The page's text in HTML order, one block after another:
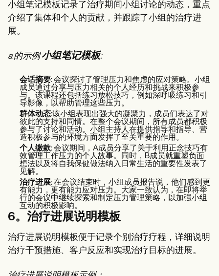
小组笔记模板记录了治疗期间小组讨论的动态，重点
介绍了集体和个人的贡献，并跟踪了小组的治疗进
展。
a 的示例小组笔记模板:
会话摘要: 会议探讨了管理压力和焦虑的应对策略。小组
成员通过分享与压力相关的个人经历和挑战来积极参
与。该课程还包括练习放松技巧，例如深呼吸练习和引
导影像，以帮助管理这些压力。
群体动态:该小组表现出强大的凝聚力，成员们表达了对
彼此的支持和同情。在整个会议期间，所有成员都积极
参与了讨论和活动。小组主持人在提供指导和指导、营
造积极参与的环境方面发挥了至关重要的作用。
个人缴款: 会议期间，A成员分享了关于利用正念技巧有
效管理工作压力的个人故事。同时，B成员就重塑负面
想法以及将自我保健做法纳入日常生活的重要性发表了
见解。
治疗进展: 在会议结束时，小组成员报告说，他们感到更
有能力，更有能力应对压力。大家一致认为，在即将举
行的会议中继续探索和制定压力管理策略，以加强小组
互动的积极影响。
6。治疗进展说明模板
治疗进展说明模板便于记录个别治疗疗程，详细说明
治疗干预措施、客户反应和实现治疗目标的进展。